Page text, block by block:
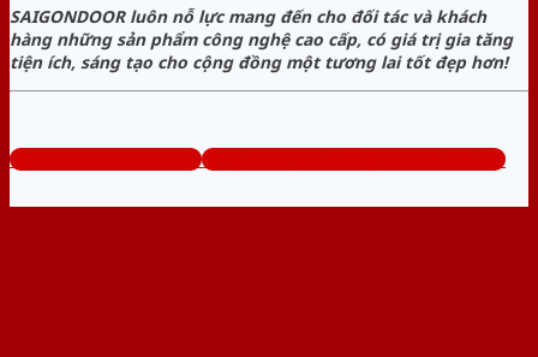
SAIGONDOOR luôn nỗ lực mang đến cho đối tác và khách
hàng những sản phẩm công nghệ cao cấp, có giá trị gia tăng
tiện ích, sáng tạo cho cộng đồng một tương lai tốt đẹp hơn!
www.sieuthicuanhua.net Tổng đài tư vấn miễn phí: 0824.400.400